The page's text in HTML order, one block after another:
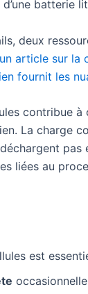
d’une batterie
deux
un article sur la
fournit les
contribue à
La charge
liées au
est